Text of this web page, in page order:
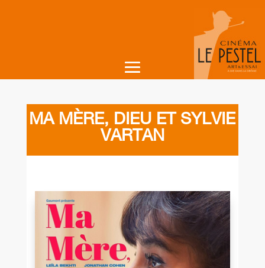
MA MÈRE, DIEU ET SYLVIE
VARTAN